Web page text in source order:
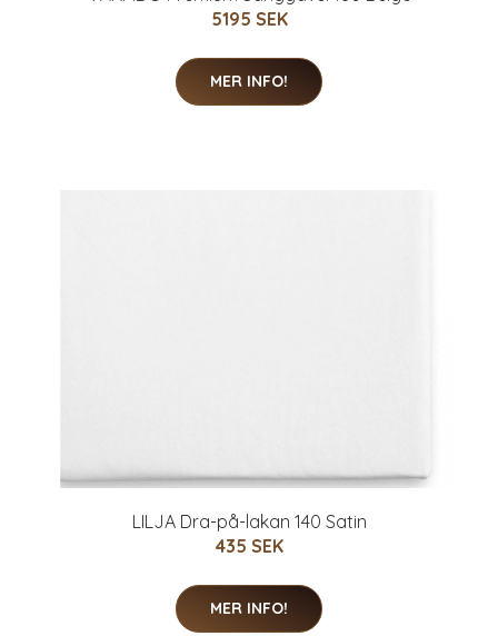
5195 SEK
MER INFO!
LILJA Dra-på-lakan 140 Satin
435 SEK
MER INFO!